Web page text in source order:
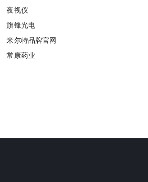
夜视仪
旗锋光电
米尔特品牌官网
常康药业